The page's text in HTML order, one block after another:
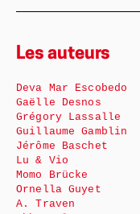
Les auteurs
Deva Mar Escobedo
Gaëlle Desnos
Grégory Lassalle
Guillaume Gamblin
Jérôme Baschet
Lu & Vio
Momo Brücke
Ornella Guyet
A. Traven